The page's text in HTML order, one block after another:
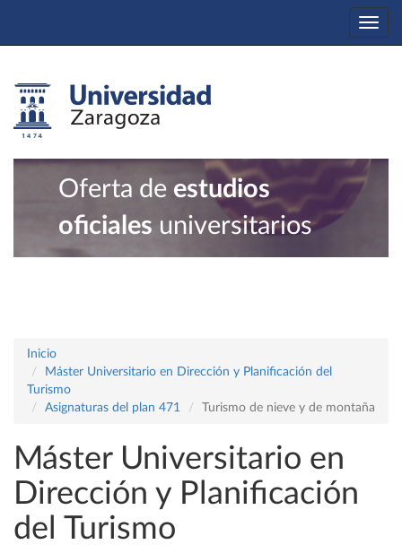
Oferta de estudios
oficiales universitarios
Inicio
Máster Universitario en Dirección y Planificación del
Turismo
Asignaturas del plan 471
Turismo de nieve y de montaña
Máster Universitario en
Dirección y Planificación
del Turismo